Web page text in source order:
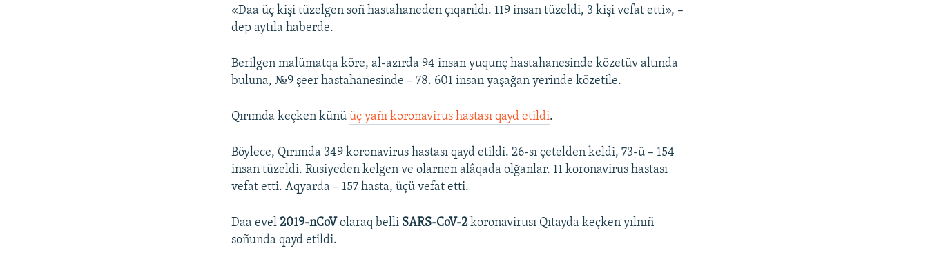
«Daa üç kişi tüzelgen soñ hastahaneden çıqarıldı. 119 insan tüzeldi, 3 kişi vefat etti», –
dep aytıla haberde.
Berilgen malümatqa köre, al-azırda 94 insan yuqunç hastahanesinde közetüv altında
buluna, №9 şeer hastahanesinde – 78. 601 insan yaşağan yerinde közetile.
Qırımda keçken künüüç yañı koronavirus hastası qayd etildi.
Böylece, Qırımda 349 koronavirus hastası qayd etildi. 26-sı çetelden keldi, 73-ü – 154
insan tüzeldi. Rusiyeden kelgen ve olarnen alâqada olğanlar. 11 koronavirus hastası
vefat etti. Aqyarda – 157 hasta, üçü vefat etti.
Daa evel2019-nCoVolaraq belli SARS-CoV-2koronavirusı Qıtayda keçken yılnıñ
soñunda qayd etildi.